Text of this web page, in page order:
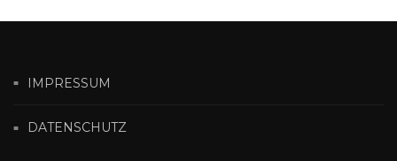
IMPRESSUM
DATENSCHUTZ